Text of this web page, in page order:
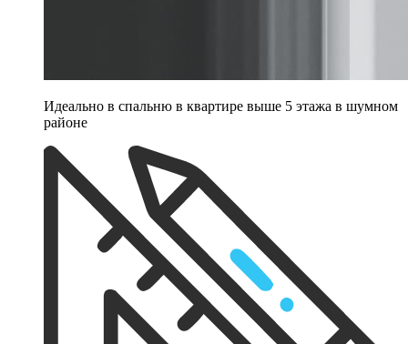
Идеально в спальню в квартире выше 5 этажа в шумном
районе